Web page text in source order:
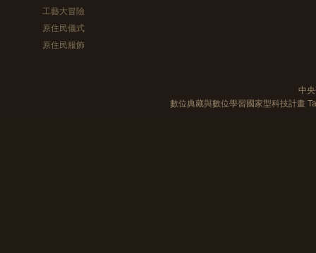
工藝大冒險
原住民儀式
原住民服飾
中
數位典藏與數位學習國家型科技計畫